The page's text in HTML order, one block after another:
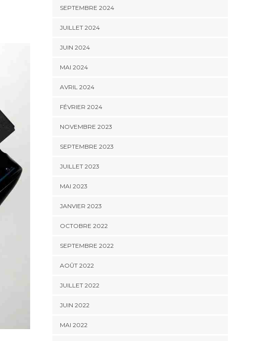
SEPTEMBRE 2024
JUILLET 2024
JUIN 2024
MAI 2024
AVRIL 2024
FÉVRIER 2024
NOVEMBRE 2023
SEPTEMBRE 2023
JUILLET 2023
MAI 2023
JANVIER 2023
OCTOBRE 2022
SEPTEMBRE 2022
AOÛT 2022
JUILLET 2022
JUIN 2022
MAI 2022